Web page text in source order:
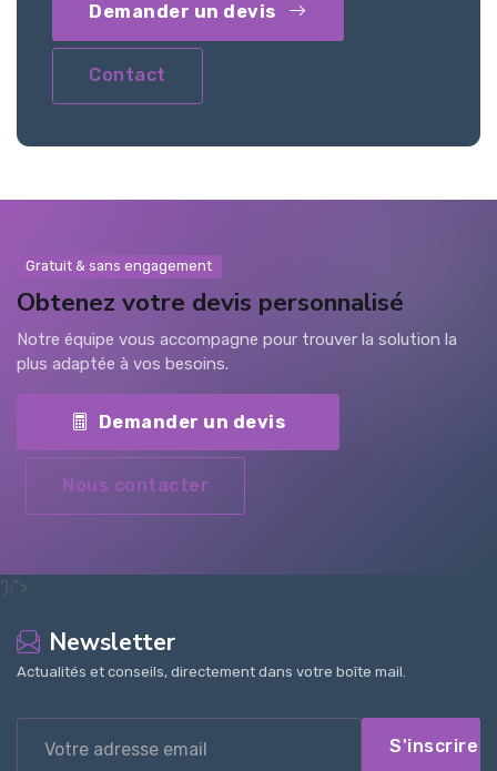
Demander un devis
Contact
Gratuit & sans engagement
Obtenez votre devis personnalisé
Notre équipe vous accompagne pour trouver la solution la
plus adaptée à vos besoins.
Demander un devis
Nous contacter
');">
Newsletter
Actualités et conseils, directement dans votre boîte mail.
S'inscrire